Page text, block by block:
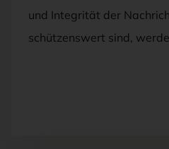
und Integrität der
schützenswert sind,